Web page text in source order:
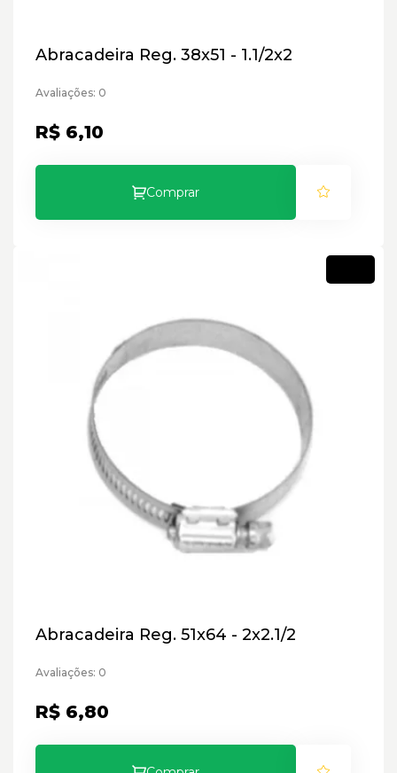
Abracadeira Reg. 38x51 - 1.1/2x2
Avaliações: 0
R$ 6,10
Comprar
Abracadeira Reg. 51x64 - 2x2.1/2
Avaliações: 0
R$ 6,80